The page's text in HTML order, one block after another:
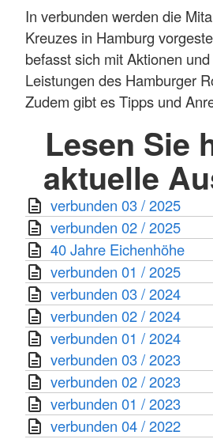
In verbunden werden die
Kreuzes in Hamburg
befasst sich mit Aktionen
Leistungen des Hamburger
Zudem gibt es Tipps und
Lesen Sie
aktuelle
verbunden 03 / 2025
verbunden 02 / 2025
40 Jahre Eichenhöhe
verbunden 01 / 2025
verbunden 03 / 2024
verbunden 02 / 2024
verbunden 01 / 2024
verbunden 03 / 2023
verbunden 02 / 2023
verbunden 01 / 2023
verbunden 04 / 2022